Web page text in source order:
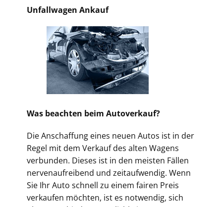
Unfallwagen Ankauf
Was beachten beim Autoverkauf?
Die Anschaffung eines neuen Autos ist in der
Regel mit dem Verkauf des alten Wagens
verbunden. Dieses ist in den meisten Fällen
nervenaufreibend und zeitaufwendig. Wenn
Sie Ihr Auto schnell zu einem fairen Preis
verkaufen möchten, ist es notwendig, sich